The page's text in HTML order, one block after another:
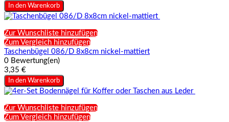
In den Warenkorb
Zur Wunschliste hinzufügen
Zum Vergleich hinzufügen
Taschenbügel 086/D 8x8cm nickel-mattiert
0 Bewertung(en)
3,35 €
In den Warenkorb
Zur Wunschliste hinzufügen
Zum Vergleich hinzufügen